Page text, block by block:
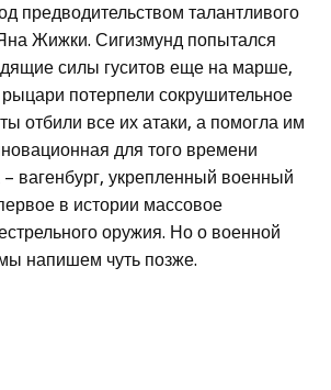
предводительством талантливого
Жижки. Сигизмунд попытался
силы гуситов еще на марше,
потерпели сокрушительное
отбили все их атаки, а помогла им
для того времени
– вагенбург, укрепленный военный
в истории массовое
оружия. Но о военной
мы напишем чуть позже.